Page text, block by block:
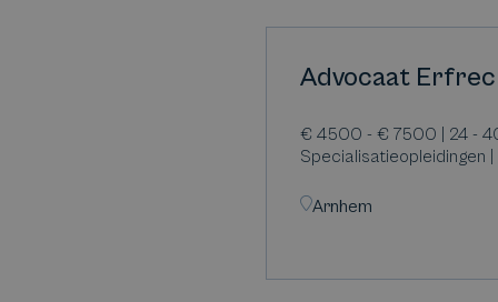
Advocaat
€ 4500 - € 7500 | 24 -
Specialisatieopleidingen
Arnhem